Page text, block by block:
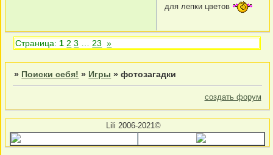
для лепки цветов
Страница: 1 2 3 23 »
» Поиски себя! » Игры »фотозагадки
создать форум
Lili 2006-2021©